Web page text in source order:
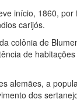
início, 1860,
carijós.
colônia de
de
alemães, a
dos